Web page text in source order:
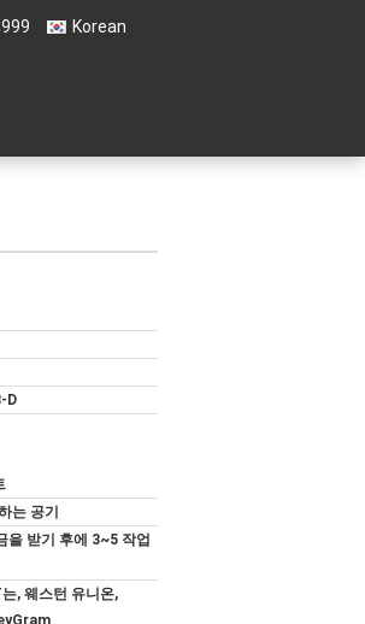
Korean
D
는 공기
을 받기 후에 3~5 작업
, 웨스턴 유니온,